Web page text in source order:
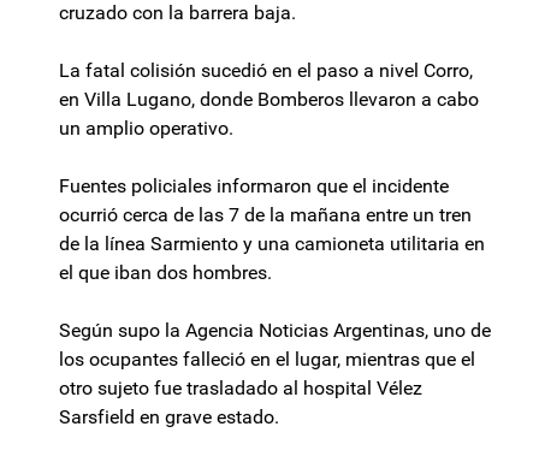
cruzado con la barrera baja.
La fatal colisión sucedió en el paso a nivel Corro,
en Villa Lugano, donde Bomberos llevaron a cabo
un amplio operativo.
Fuentes policiales informaron que el incidente
ocurrió cerca de las 7 de la mañana entre un tren
de la línea Sarmiento y una camioneta utilitaria en
el que iban dos hombres.
Según supo la Agencia Noticias Argentinas, uno de
los ocupantes falleció en el lugar, mientras que el
otro sujeto fue trasladado al hospital Vélez
Sarsfield en grave estado.